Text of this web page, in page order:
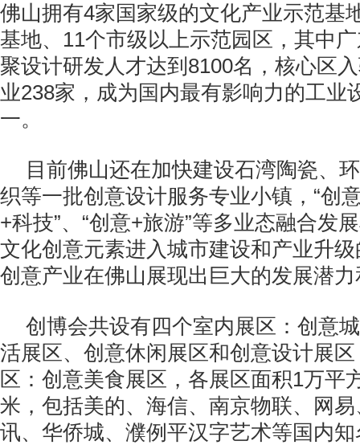
佛山拥有4家国家级的文化产业示范基
基地、11个市级以上示范园区，其中
聚设计研发人才达到8100名，核心区
业238家，成为国内最有影响力的工业
一。
目前佛山还在加快建设石湾陶瓷、
织等一批创意设计服务专业小镇，“创
+科技”、“创意+旅游”等多业态融合发
文化创意元素进入城市建设和产业升
创意产业在佛山展现出巨大的发展潜
创博会共设有四个室内展区：创意
活展区、创意休闲展区和创意设计展
区：创意美食展区，各展区面积1万平
米，包括美的、海信、南京物联、网
讯、华侨城、濮例平汉字艺术等国内